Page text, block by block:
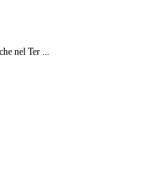
nel Ter ...